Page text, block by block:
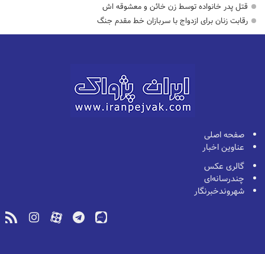
قتل پدر خانواده توسط زن خائن و معشوقه اش
رقابت زنان برای ازدواج با سربازان خط مقدم جنگ
صفحه اصلی
عناوین اخبار
گالری عکس
چندرسانه‌ای
شهروندخبرنگار